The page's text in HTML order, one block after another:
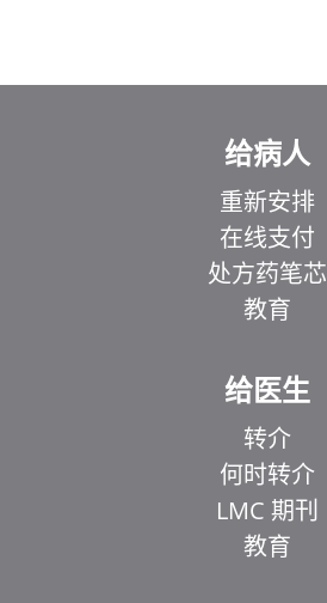
给病人
重新安排
在线支付
处方药笔芯
教育
给医生
转介
何时转介
LMC 期刊
教育